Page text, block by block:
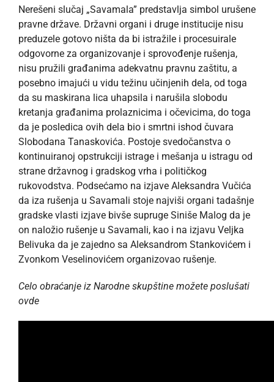
Nerešeni slučaj „Savamala” predstavlja simbol urušene
pravne države. Državni organi i druge institucije nisu
preduzele gotovo ništa da bi istražile i procesuirale
odgovorne za organizovanje i sprovođenje rušenja,
nisu pružili građanima adekvatnu pravnu zaštitu, a
posebno imajući u vidu težinu učinjenih dela, od toga
da su maskirana lica uhapsila i narušila slobodu
kretanja građanima prolaznicima i očevicima, do toga
da je posledica ovih dela bio i smrtni ishod čuvara
Slobodana Tanaskovića. Postoje svedočanstva o
kontinuiranoj opstrukciji istrage i mešanja u istragu od
strane državnog i gradskog vrha i političkog
rukovodstva. Podsećamo na izjave Aleksandra Vučića
da iza rušenja u Savamali stoje najviši organi tadašnje
gradske vlasti izjave bivše supruge Siniše Malog da je
on naložio rušenje u Savamali, kao i na izjavu Veljka
Belivuka da je zajedno sa Aleksandrom Stankovićem i
Zvonkom Veselinovićem organizovao rušenje.
Celo obraćanje iz Narodne skupštine možete poslušati
ovde